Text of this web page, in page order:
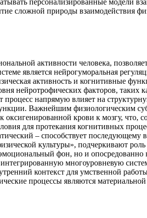
персонализированные модели
сложной природы взаимодействия
активности человека,
является нейрогуморальная
активность и когнитивные
нейротрофических факторов,
напрямую влияет на
Важнейшим физиологическим
крови к мозгу, что,
для протекания когнитивных
– способствует
культуры», подчеркивают
фон, но и
многоуровневую
контекст для умственной
процессы являются